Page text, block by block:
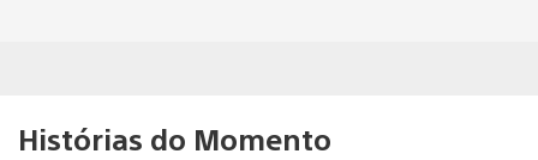
Histórias do Momento